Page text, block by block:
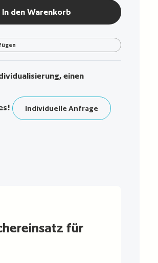
Wert ein oder benutze die
In den Warenkorb
einen
Individuelle Anfrage
für